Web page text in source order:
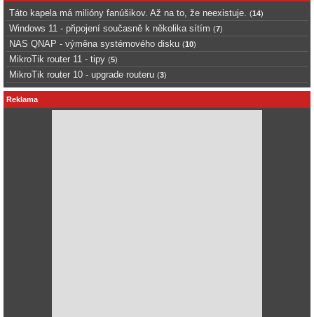
Táto kapela má milióny fanúšikov. Až na to, že neexistuje. (14)
Windows 11 - připojení současně k několika sítím (7)
NAS QNAP - výměna systémového disku (10)
MikroTik router 11 - tipy (5)
MikroTik router 10 - upgrade routeru (3)
Reklama